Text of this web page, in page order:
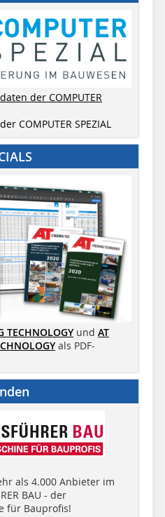
der COMPUTER
COMPUTER SPEZIAL
TECHNOLOGY und AT
als PDF-
als 4.000 Anbieter im
BAU - der
für Bauprofis!